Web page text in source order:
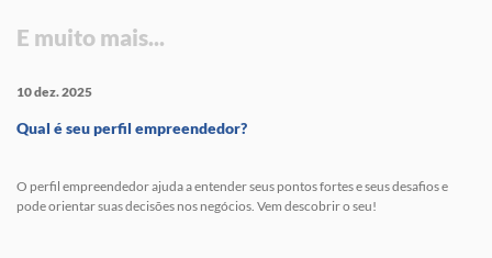
E muito mais...
10 dez. 2025
Qual é seu perfil empreendedor?
O perfil empreendedor ajuda a entender seus pontos fortes e seus desafios e
pode orientar suas decisões nos negócios. Vem descobrir o seu!